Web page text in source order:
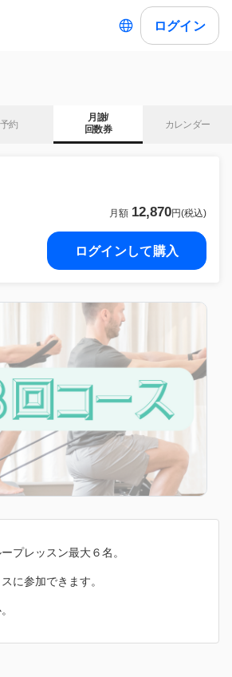
ログイン
予約
月謝/
回数券
カレンダー
月額 12,870円(税込)
ログインして購入
プレッスン最大６名。
に参加できます。